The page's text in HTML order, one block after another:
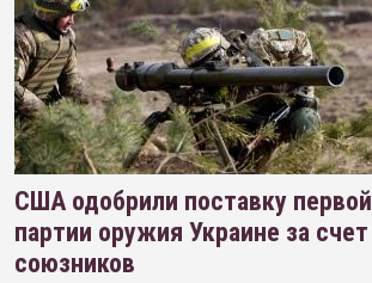
США одобрили поставку первой
партии оружия Украине за счет
союзников